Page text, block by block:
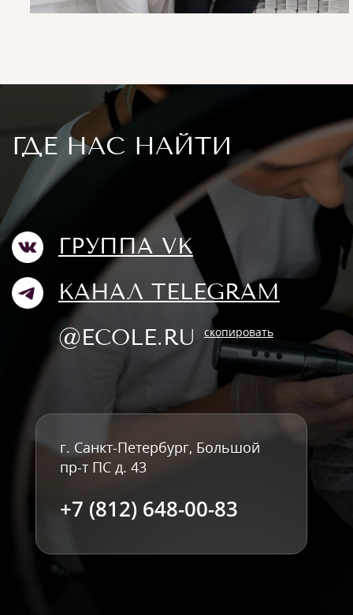
ГДЕ НАС НАЙТИ
г. Санкт-Петербург, Большой
пр-т ПС д. 43
+7 (812) 648-00-83
ГРУППА VK
КАНАЛ TELEGRAM
@ECOLE.RU
скопировать